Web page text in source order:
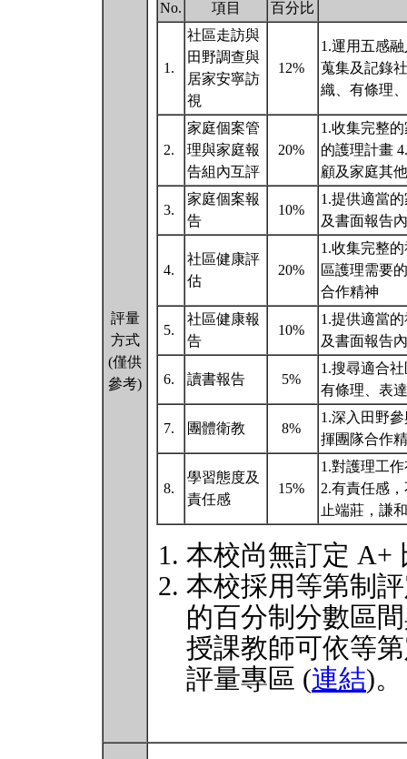
評量
方式
(僅供
參考)
No. 項目 百分比
1.
社區走訪與
田野調查與
居家安寧訪
視
12%
1.運用五感
蒐集及記錄
織、有條理
2.
家庭個案管
理與家庭報
告組內互評
20%
1.收集完整
的護理計畫
顧及家庭其
3.
家庭個案報
告
10%
1.提供適當
及書面報告
4.
社區健康評
估
20%
1.收集完整
區護理需要
合作精神
5.
社區健康報
告
10%
1.提供適當
及書面報告
6. 讀書報告 5%
1.搜尋適合
有條理、表
7. 團體衛教 8%
1.深入田野
揮團隊合作
8.
學習態度及
責任感
15%
1.對護理工
2.有責任感
止端莊，謙
本校尚無訂定 A+
本校採用等第制
的百分制分數區
授課教師可依等
評量專區 (連結)。